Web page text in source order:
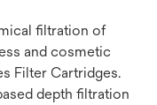
filtration of
and cosmetic
Filter Cartridges.
depth filtration